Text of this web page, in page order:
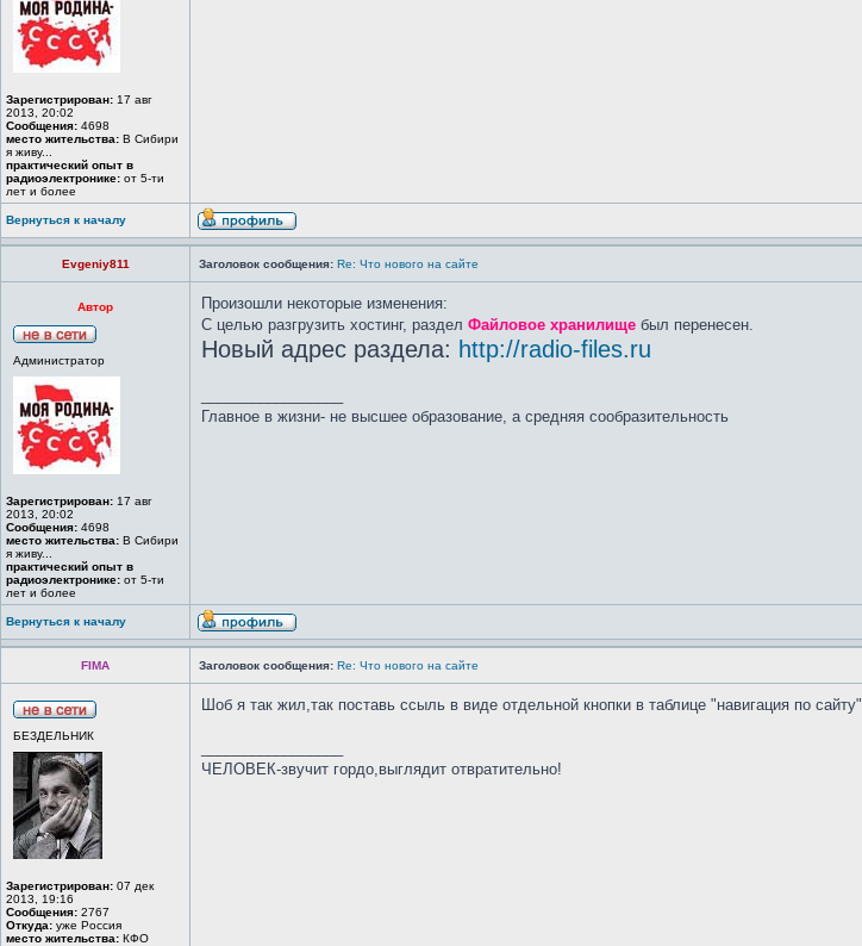
Зарегистрирован: 17 авг
2013, 20:02
Сообщения: 4698
место жительства: В Сибири
я живу...
практический опыт в
радиоэлектронике: от 5-ти
лет и более
Вернуться к началу
Evgeniy811 Заголовок сообщения: Re: Что нового на сайте
Автор
Администратор
Зарегистрирован: 17 авг
2013, 20:02
Сообщения: 4698
место жительства: В Сибири
я живу...
практический опыт в
радиоэлектронике: от 5-ти
лет и более
Произошли некоторые изменения:
С целью разгрузить хостинг, раздел Файловое хранилище был перенесен.
Новый адрес раздела: http://radio-files.ru
Главное в жизни- не высшее образование, а средняя сообразительность
Вернуться к началу
FIMA Заголовок сообщения: Re: Что нового на сайте
БЕЗДЕЛЬНИК
Зарегистрирован: 07 дек
2013, 19:16
Сообщения: 2767
Откуда: уже Россия
место жительства: КФО
Шоб я так жил,так поставь ссыль в виде отдельной кнопки в таблице "навигация по сайту"
ЧЕЛОВЕК-звучит гордо,выглядит отвратительно!